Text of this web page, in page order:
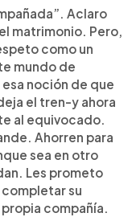
Aclaro
matrimonio. Pero,
como un
mundo de
noción de que
el tren-y ahora
al equivocado.
Ahorren para
sea en otro
Les prometo
completar su
compañía.